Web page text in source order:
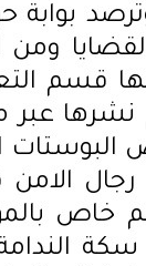
بوابة
ومن
قسم
عبر
رجال
خاص
سكة